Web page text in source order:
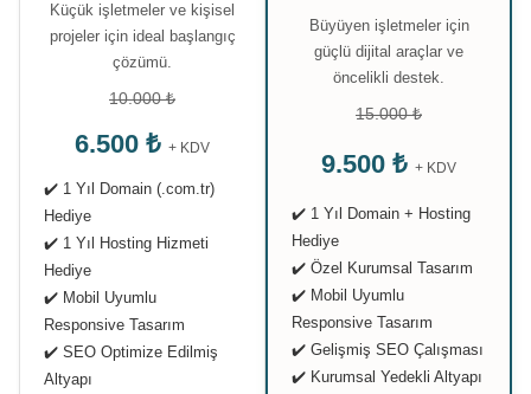
Küçük işletmeler ve kişisel
projeler için ideal başlangıç
çözümü.
10.000 ₺
6.500 ₺ + KDV
✔️ 1 Yıl Domain (.com.tr)
Hediye
✔️ 1 Yıl Hosting Hizmeti
Hediye
✔️ Mobil Uyumlu
Responsive Tasarım
✔️ SEO Optimize Edilmiş
Altyapı
Büyüyen işletmeler için
güçlü dijital araçlar ve
öncelikli destek.
15.000 ₺
9.500 ₺ + KDV
✔️ 1 Yıl Domain + Hosting
Hediye
✔️ Özel Kurumsal Tasarım
✔️ Mobil Uyumlu
Responsive Tasarım
✔️ Gelişmiş SEO Çalışması
✔️ Kurumsal Yedekli Altyapı